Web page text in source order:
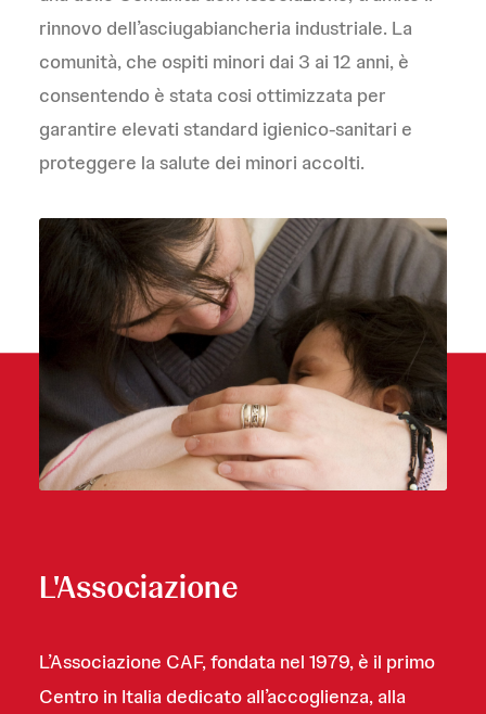
rinnovo dell’asciugabiancheria industriale. La
comunità, che ospiti minori dai 3 ai 12 anni, è
consentendo è stata cosi ottimizzata per
garantire elevati standard igienico-sanitari e
proteggere la salute dei minori accolti.
L'Associazione
L’Associazione CAF, fondata nel 1979, è il primo
Centro in Italia dedicato all’accoglienza, alla